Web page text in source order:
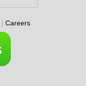
| Careers